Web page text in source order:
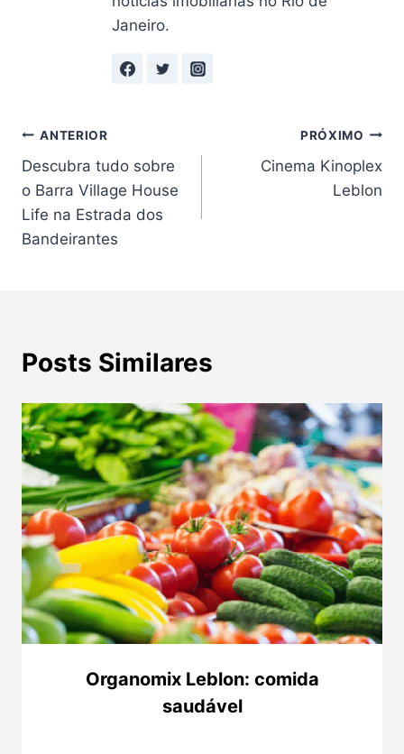
Janeiro.
Navegação
de
Post
ANTERIOR
Descubra tudo sobre
o Barra Village House
Life na Estrada dos
Bandeirantes
PRÓXIMO
Cinema Kinoplex
Leblon
Posts Similares
Organomix Leblon: comida
saudável